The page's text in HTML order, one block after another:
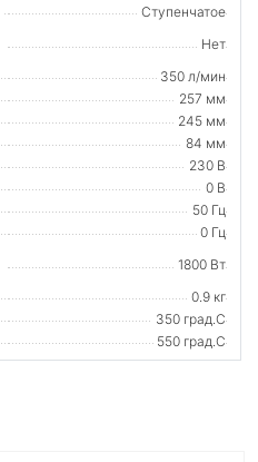
Ступенчатое
Нет
350 л/мин
257 мм
245 мм
84 мм
230 В
0 В
50 Гц
0 Гц
1800 Вт
0.9 кг
350 град.C
550 град.C